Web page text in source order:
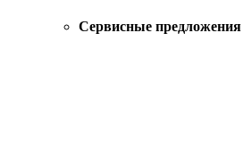
Сервисные предложения